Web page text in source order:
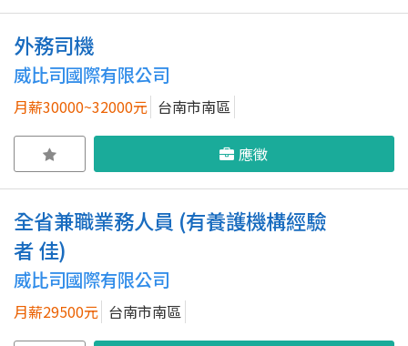
外務司機
威比司國際有限公司
月薪30000~32000元 台南市南區
應徵
全省兼職業務人員 (有養護機構經驗
者 佳)
威比司國際有限公司
月薪29500元 台南市南區